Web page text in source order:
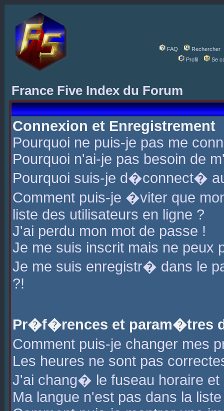
FAQ
Rechercher
Profil
Se
France Five Index du Forum
Connexion et Enregistrement
Pourquoi ne puis-je pas me
Pourquoi n'ai-je pas besoin de
Pourquoi suis-je d�connect�
Comment puis-je �viter que
liste des utilisateurs en ligne ?
J'ai perdu mon mot de passe !
Je me suis inscrit mais ne peux
Je me suis enregistr� dans le
?!
Pr�f�rences et param�tres
Comment puis-je changer mes
Les heures ne sont pas
J'ai chang� le fuseau horaire
Ma langue n'est pas dans la